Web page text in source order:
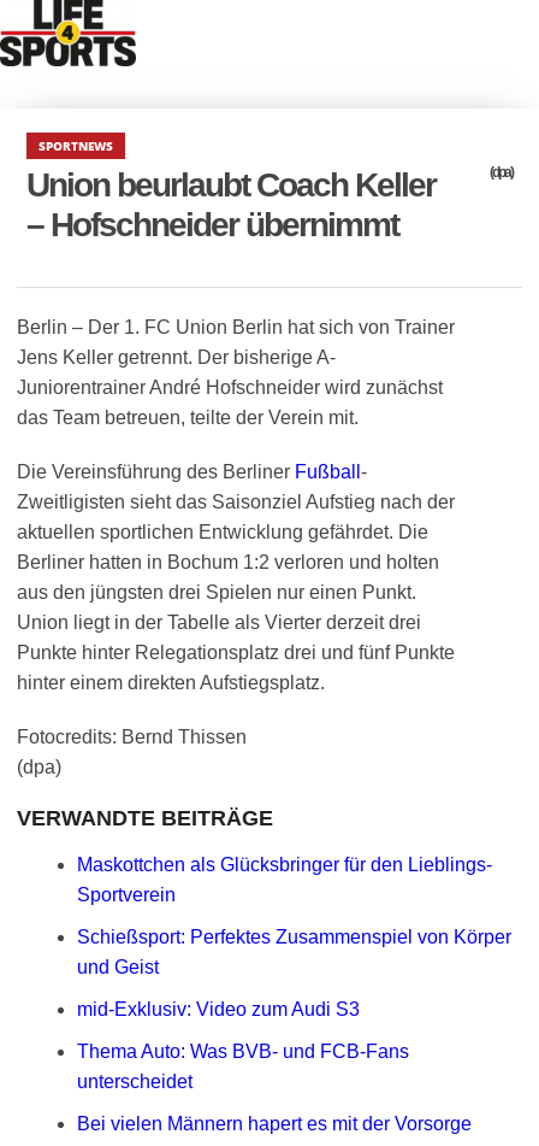
SPORTNEWS
Union beurlaubt Coach Keller
– Hofschneider übernimmt
(dpa)
Berlin – Der 1. FC Union Berlin hat sich von Trainer
Jens Keller getrennt. Der bisherige A-
Juniorentrainer André Hofschneider wird zunächst
das Team betreuen, teilte der Verein mit.
Die Vereinsführung des Berliner Fußball -
Zweitligisten sieht das Saisonziel Aufstieg nach der
aktuellen sportlichen Entwicklung gefährdet. Die
Berliner hatten in Bochum 1:2 verloren und holten
aus den jüngsten drei Spielen nur einen Punkt.
Union liegt in der Tabelle als Vierter derzeit drei
Punkte hinter Relegationsplatz drei und fünf Punkte
hinter einem direkten Aufstiegsplatz.
Fotocredits: Bernd Thissen
(dpa)
VERWANDTE BEITRÄGE
Maskottchen als Glücksbringer für den Lieblings-
Sportverein
Schießsport: Perfektes Zusammenspiel von Körper
und Geist
mid-Exklusiv: Video zum Audi S3
Thema Auto: Was BVB- und FCB-Fans
unterscheidet
Bei vielen Männern hapert es mit der Vorsorge